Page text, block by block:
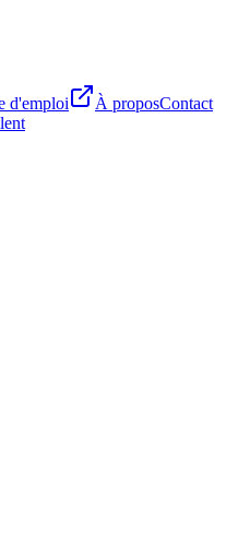
d'emploi À proposContact